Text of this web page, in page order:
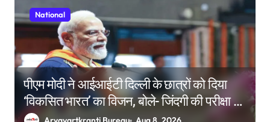
National
पीएम मोदी ने आईआईटी दिल्ली के छात्रों को दिया
‘विकसित भारत’ का विजन, बोले- जिंदगी की परीक्षा में
सब कुछ आउट ऑफ सिलेबस होता है